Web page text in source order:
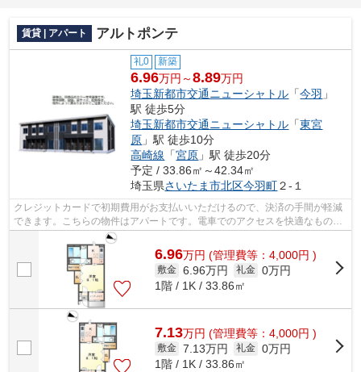
賃貸 | アパート アルトポンテ
礼0 新築
6.96万円～8.89万円
埼玉新都市交通ニューシャトル 「今羽 」
駅 徒歩5分
埼玉新都市交通ニューシャトル 「東宮
原 」駅 徒歩10分
高崎線 「宮原 」駅 徒歩20分
予定 / 33.86㎡～42.34㎡
埼玉県さいたま市北区今羽町２-１
クレジットカードで初期費用がお支払いいただけるので、決済の手間が軽減
できます。こちらの物件はアパートです。電車でのアクセスを快適なものに
する、2駅利用可能な物件です。徒歩5...
6.96万円 (管理費等：4,000円 )
敷金 6.96万円 礼金 0万円
1階 / 1K / 33.86㎡
7.13万円 (管理費等：4,000円 )
敷金 7.13万円 礼金 0万円
1階 / 1K / 33.86㎡